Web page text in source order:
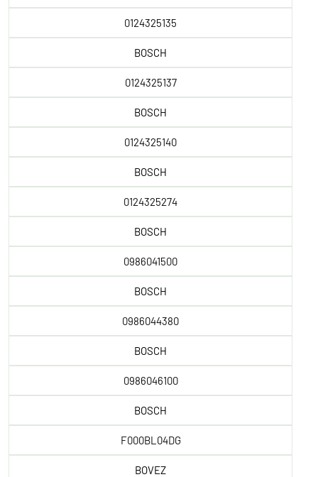
0124325135
BOSCH
0124325137
BOSCH
0124325140
BOSCH
0124325274
BOSCH
0986041500
BOSCH
0986044380
BOSCH
0986046100
BOSCH
F000BL04DG
BOVEZ